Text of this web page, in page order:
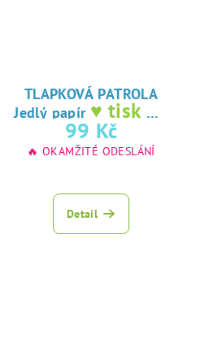
TLAPKOVÁ PATROLA
Jedlý papír ♥ tisk na
jedlý papír
99 Kč
🔥 OKAMŽITÉ ODESLÁNÍ
Detail